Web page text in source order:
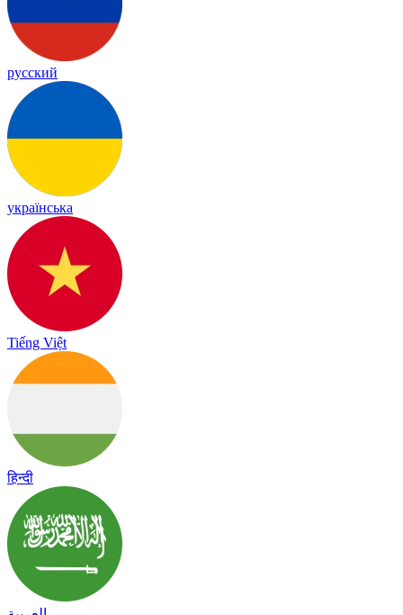
русский
українська
Tiếng Việt
हिन्दी